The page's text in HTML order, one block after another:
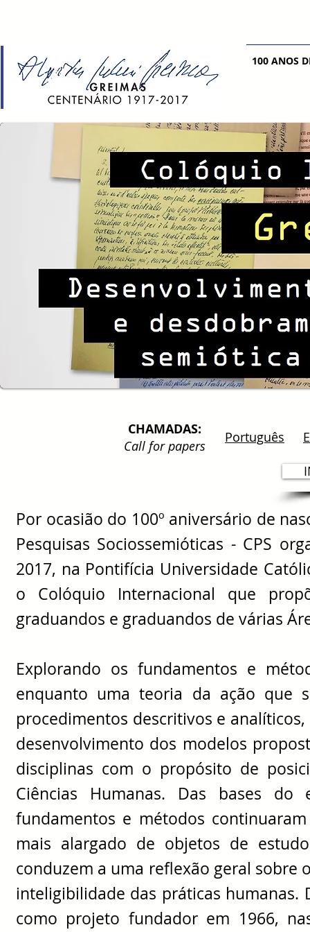
100 ANOS
Por ocasião do 100º aniversário de
Pesquisas Sociossemióticas - CPS
2017, na Pontifícia Universidade
o Colóquio Internacional que
graduandos e graduandos de várias
Explorando os fundamentos e
enquanto uma teoria da ação que
procedimentos descritivos e
desenvolvimento dos modelos
disciplinas com o propósito de
Ciências Humanas. Das bases do
fundamentos e métodos
mais alargado de objetos de
conduzem a uma reflexão geral sobre
inteligibilidade das práticas
como projeto fundador em 1966,
CHAMADAS:
Call for papers
Português